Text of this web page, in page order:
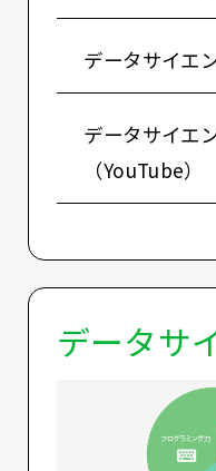
データサイエ
データサイエ
（YouTube）
データサ